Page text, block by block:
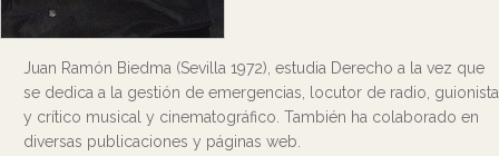
Juan Ramón Biedma (Sevilla 1972), estudia Derecho a la vez que
se dedica a la gestión de emergencias, locutor de radio, guionista
y crítico musical y cinematográfico. También ha colaborado en
diversas publicaciones y páginas web.